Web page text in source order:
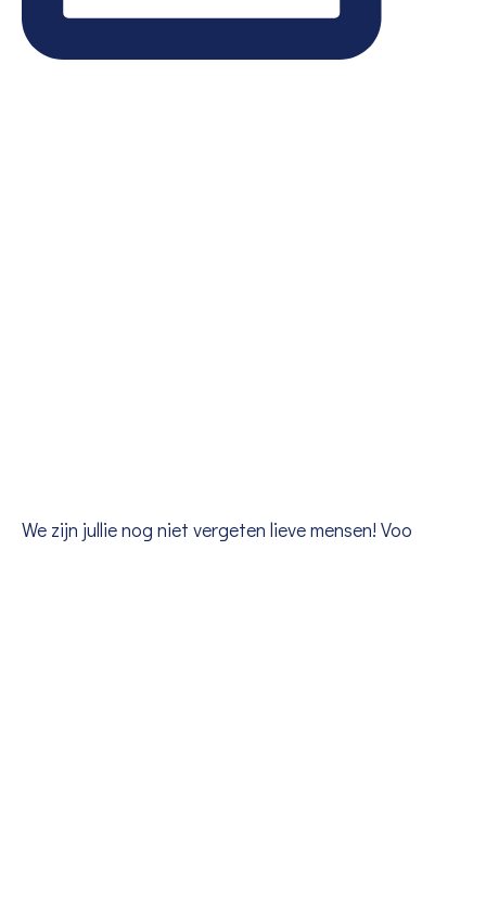
We zijn jullie nog niet vergeten lieve mensen! Voo